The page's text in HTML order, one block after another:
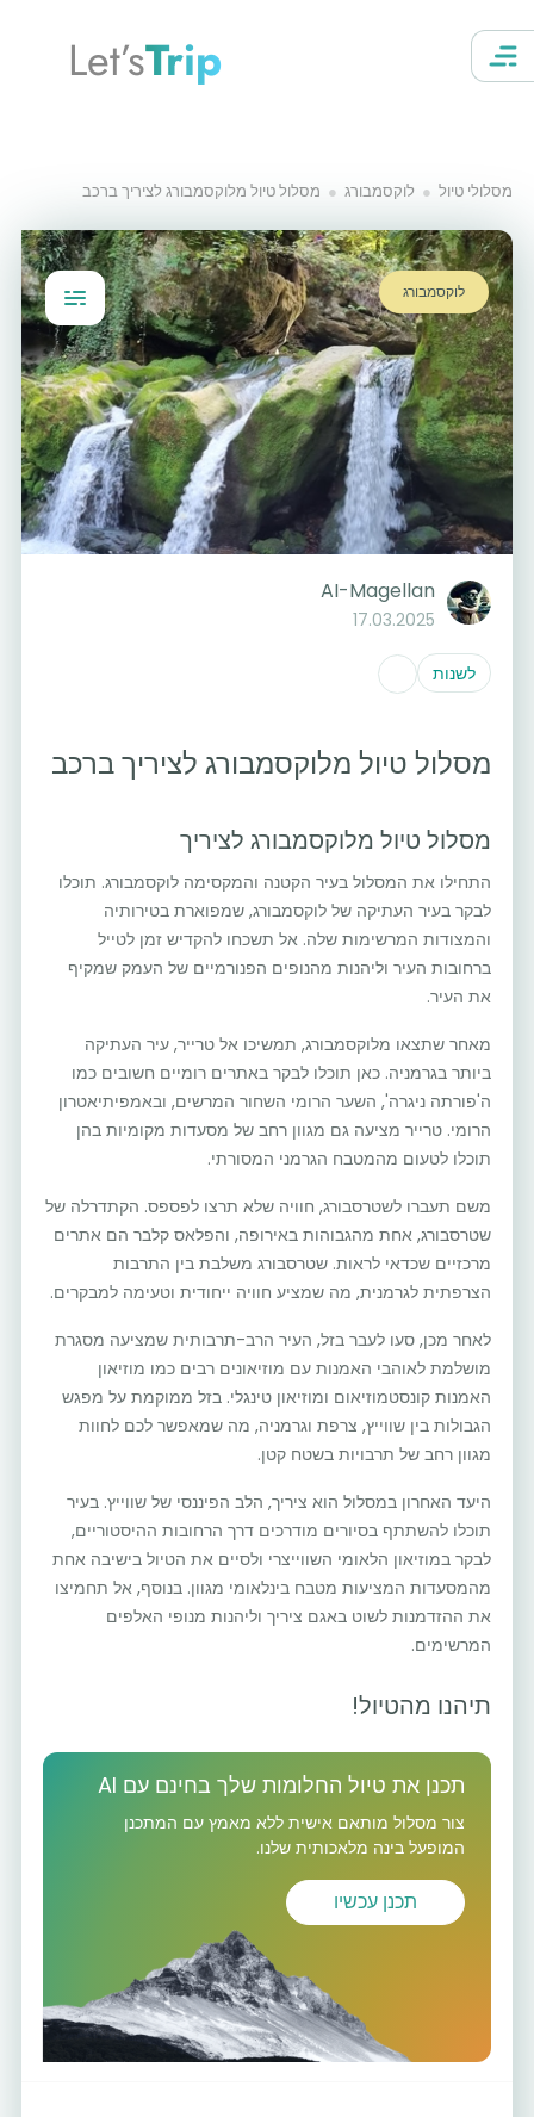
Let’sTrip
מסלולי טיול לוקסמבורג מסלול טיול מלוקסמבורג לציריך ברכב
לוקסמבורג
AI-Magellan
17.03.2025
לשנות
מסלול טיול מלוקסמבורג לציריך ברכב
מסלול טיול מלוקסמבורג לציריך
התחילו את המסלול בעיר הקטנה והמקסימה לוקסמבורג. תוכלו
לבקר בעיר העתיקה של לוקסמבורג, שמפוארת בטירותיה
והמצודות המרשימות שלה. אל תשכחו להקדיש זמן לטייל
ברחובות העיר וליהנות מהנופים הפנורמיים של העמק שמקיף
את העיר.
מאחר שתצאו מלוקסמבורג, תמשיכו אל טרייר, עיר העתיקה
ביותר בגרמניה. כאן תוכלו לבקר באתרים רומיים חשובים כמו
ה'פורתה ניגרה', השער הרומי השחור המרשים, ובאמפיתיאטרון
הרומי. טרייר מציעה גם מגוון רחב של מסעדות מקומיות בהן
תוכלו לטעום מהמטבח הגרמני המסורתי.
משם תעברו לשטרסבורג, חוויה שלא תרצו לפספס. הקתדרלה של
שטרסבורג, אחת מהגבוהות באירופה, והפלאס קלבר הם אתרים
מרכזיים שכדאי לראות. שטרסבורג משלבת בין התרבות
הצרפתית לגרמנית, מה שמציע חוויה ייחודית וטעימה למבקרים.
לאחר מכן, סעו לעבר בזל, העיר הרב-תרבותית שמציעה מסגרת
מושלמת לאוהבי האמנות עם מוזיאונים רבים כמו מוזיאון
האמנות קונסטמוזיאום ומוזיאון טינגלי. בזל ממוקמת על מפגש
הגבולות בין שווייץ, צרפת וגרמניה, מה שמאפשר לכם לחוות
מגוון רחב של תרבויות בשטח קטן.
היעד האחרון במסלול הוא ציריך, הלב הפיננסי של שווייץ. בעיר
תוכלו להשתתף בסיורים מודרכים דרך הרחובות ההיסטוריים,
לבקר במוזיאון הלאומי השווייצרי ולסיים את הטיול בישיבה אחת
מהמסעדות המציעות מטבח בינלאומי מגוון. בנוסף, אל תחמיצו
את ההזדמנות לשוט באגם ציריך וליהנות מנופי האלפים
המרשימים.
תיהנו מהטיול!
תכנן את טיול החלומות שלך בחינם עם AI
צור מסלול מותאם אישית ללא מאמץ עם המתכנן
המופעל בינה מלאכותית שלנו.
תכנן עכשיו